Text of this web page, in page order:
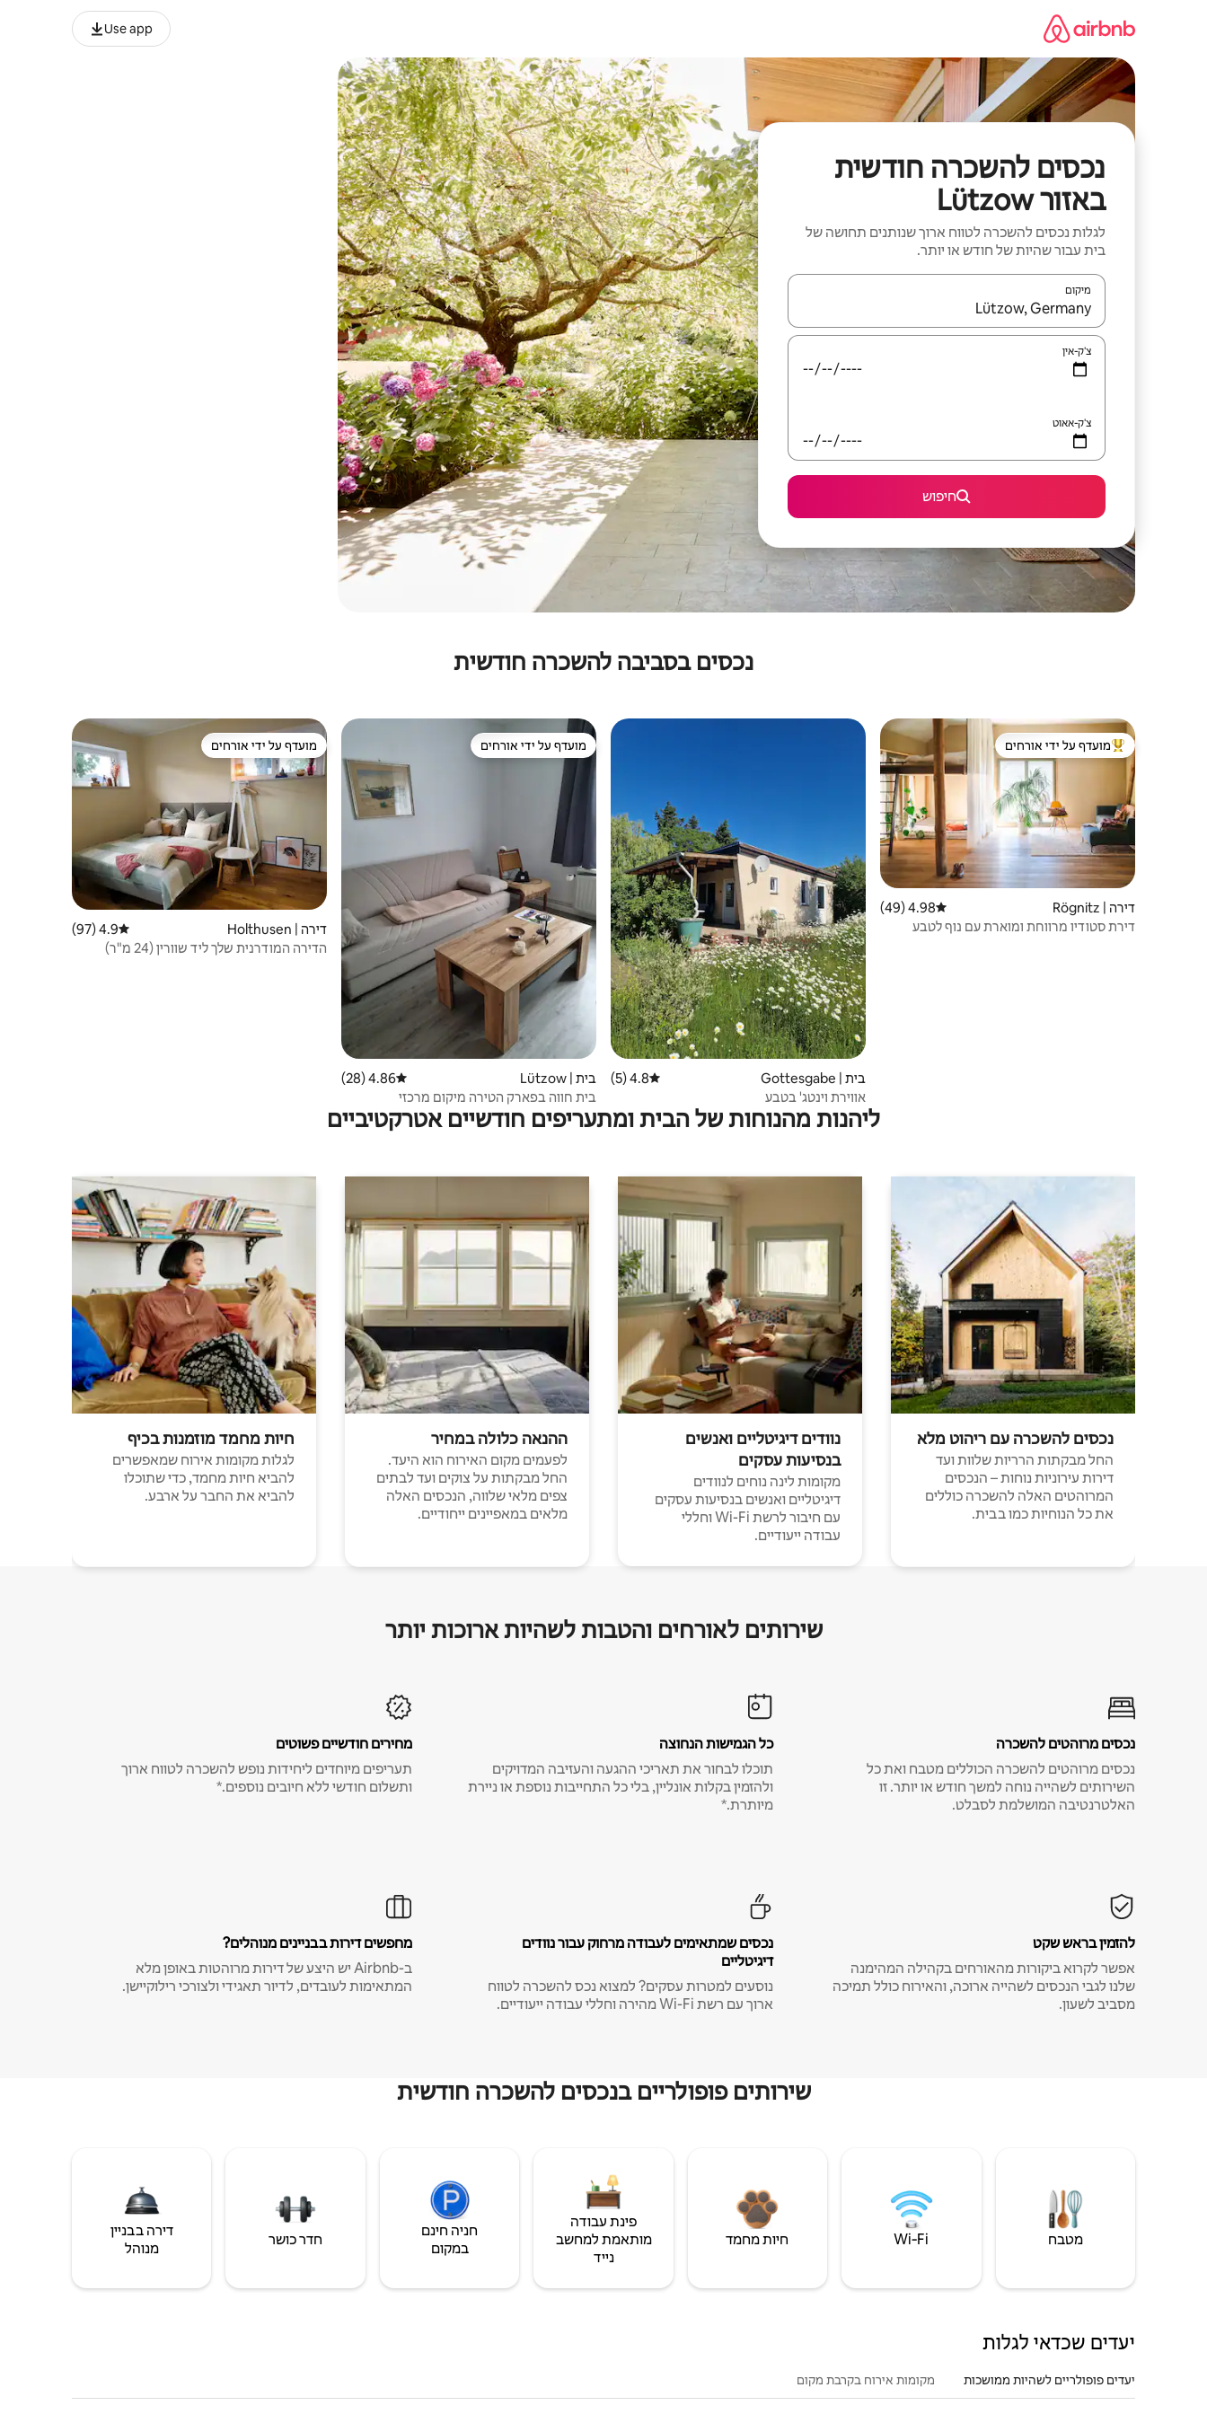
Use app
נכסים להשכרה חודשית
באזור Lützow
לגלות נכסים להשכרה לטווח ארוך שנותנים תחושה של
בית עבור שהיות של חודש או יותר.
מיקום
כאשר התוצאות יהיו זמינות, יש לנווט עם מקשי החיצים למעלה ולמטה או לעיין בעזרת תנועות מגע או החלקה.
צ'ק-אין
צ'ק-אאוט
חיפוש
נכסים בסביבה להשכרה חודשית
מוביל בקרב נכסים מועדפים על ידי אורחים
מועדף על ידי אורחים
דירה | Rögnitz דירוג ממוצע של 4.98 מתוך 5, 49 ביקורות
4.98 (49)
דירת סטודיו מרווחת ומוארת עם נוף לטבע
בית | Gottesgabe דירוג ממוצע של 4.8 מתוך 5, 5 ביקורות
4.8 (5)
אווירת וינטג' בטבע
מועדף על ידי אורחים
מועדף על ידי אורחים
בית | Lützow דירוג ממוצע של 4.86 מתוך 5, 28 ביקורות
4.86 (28)
בית חווה בפארק הטירה מיקום מרכזי
מועדף על ידי אורחים
מועדף על ידי אורחים
דירה | Holthusen דירוג ממוצע של 4.9 מתוך 5, 97 ביקורות
4.9 (97)
הדירה המודרנית שלך ליד שוורין (24 מ"ר)
ליהנות מהנוחות של הבית ומתעריפים חודשיים אטרקטיביים
נכסים להשכרה עם ריהוט מלא
החל מבקתות הרריות שלוות ועד
דירות עירוניות נוחות – הנכסים
המרוהטים האלה להשכרה כוללים
את כל הנוחיות כמו בבית.
נוודים דיגיטליים ואנשים
בנסיעות עסקים
מקומות לינה נוחים לנוודים
דיגיטליים ואנשים בנסיעות עסקים
עם חיבור לרשת Wi-Fi וחללי
עבודה ייעודיים.
ההנאה כלולה במחיר
לפעמים מקום האירוח הוא היעד.
החל מבקתות על צוקים ועד לבתים
צפים מלאי שלווה, הנכסים האלה
מלאים במאפיינים ייחודיים.
חיות מחמד מוזמנות בכיף
לגלות מקומות אירוח שמאפשרים
להביא חיות מחמד, כדי שתוכלו
להביא את החבר על ארבע.
שירותים לאורחים והטבות לשהיות ארוכות יותר
נכסים מרוהטים להשכרה
נכסים מרוהטים להשכרה הכוללים מטבח ואת כל
השירותים לשהייה נוחה למשך חודש או יותר. זו
האלטרנטיבה המושלמת לסבלט.
כל הגמישות הנחוצה
תוכלו לבחור את תאריכי ההגעה והעזיבה המדויקים
ולהזמין בקלות אונליין, בלי כל התחייבות נוספת או ניירת
מיותרת.*
מחירים חודשיים פשוטים
תעריפים מיוחדים ליחידות נופש להשכרה לטווח ארוך
ותשלום חודשי ללא חיובים נוספים.*
להזמין בראש שקט
אפשר לקרוא ביקורות מהאורחים בקהילה המהימנה
שלנו לגבי הנכסים לשהייה ארוכה, והאירוח כולל תמיכה
מסביב לשעון.
נכסים שמתאימים לעבודה מרחוק עבור נוודים
דיגיטליים
נוסעים למטרות עסקים? למצוא נכס להשכרה לטווח
ארוך עם רשת Wi-Fi מהירה וחללי עבודה ייעודיים.
מחפשים דירות בבניינים מנוהלים?
ב-Airbnb יש היצע של דירות מרוהטות באופן מלא
המתאימות לעובדים, לדיור תאגידי ולצורכי רילוקיישן.
שירותים פופולריים בנכסים להשכרה חודשית
מטבח Wi‑Fi חיות מחמד
פינת עבודה
מותאמת למחשב
נייד
חניה חינם
במקום
חדר כושר
דירה בבניין
מנוהל
יעדים שכדאי לגלות
יעדים פופולריים לשהיות ממושכות מקומות אירוח בקרבת מקום